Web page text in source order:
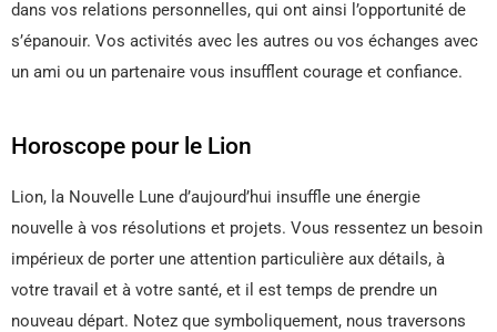
dans vos relations personnelles, qui ont ainsi l’opportunité de
s’épanouir. Vos activités avec les autres ou vos échanges avec
un ami ou un partenaire vous insufflent courage et confiance.
Horoscope pour le Lion
Lion, la Nouvelle Lune d’aujourd’hui insuffle une énergie
nouvelle à vos résolutions et projets. Vous ressentez un besoin
impérieux de porter une attention particulière aux détails, à
votre travail et à votre santé, et il est temps de prendre un
nouveau départ. Notez que symboliquement, nous traversons